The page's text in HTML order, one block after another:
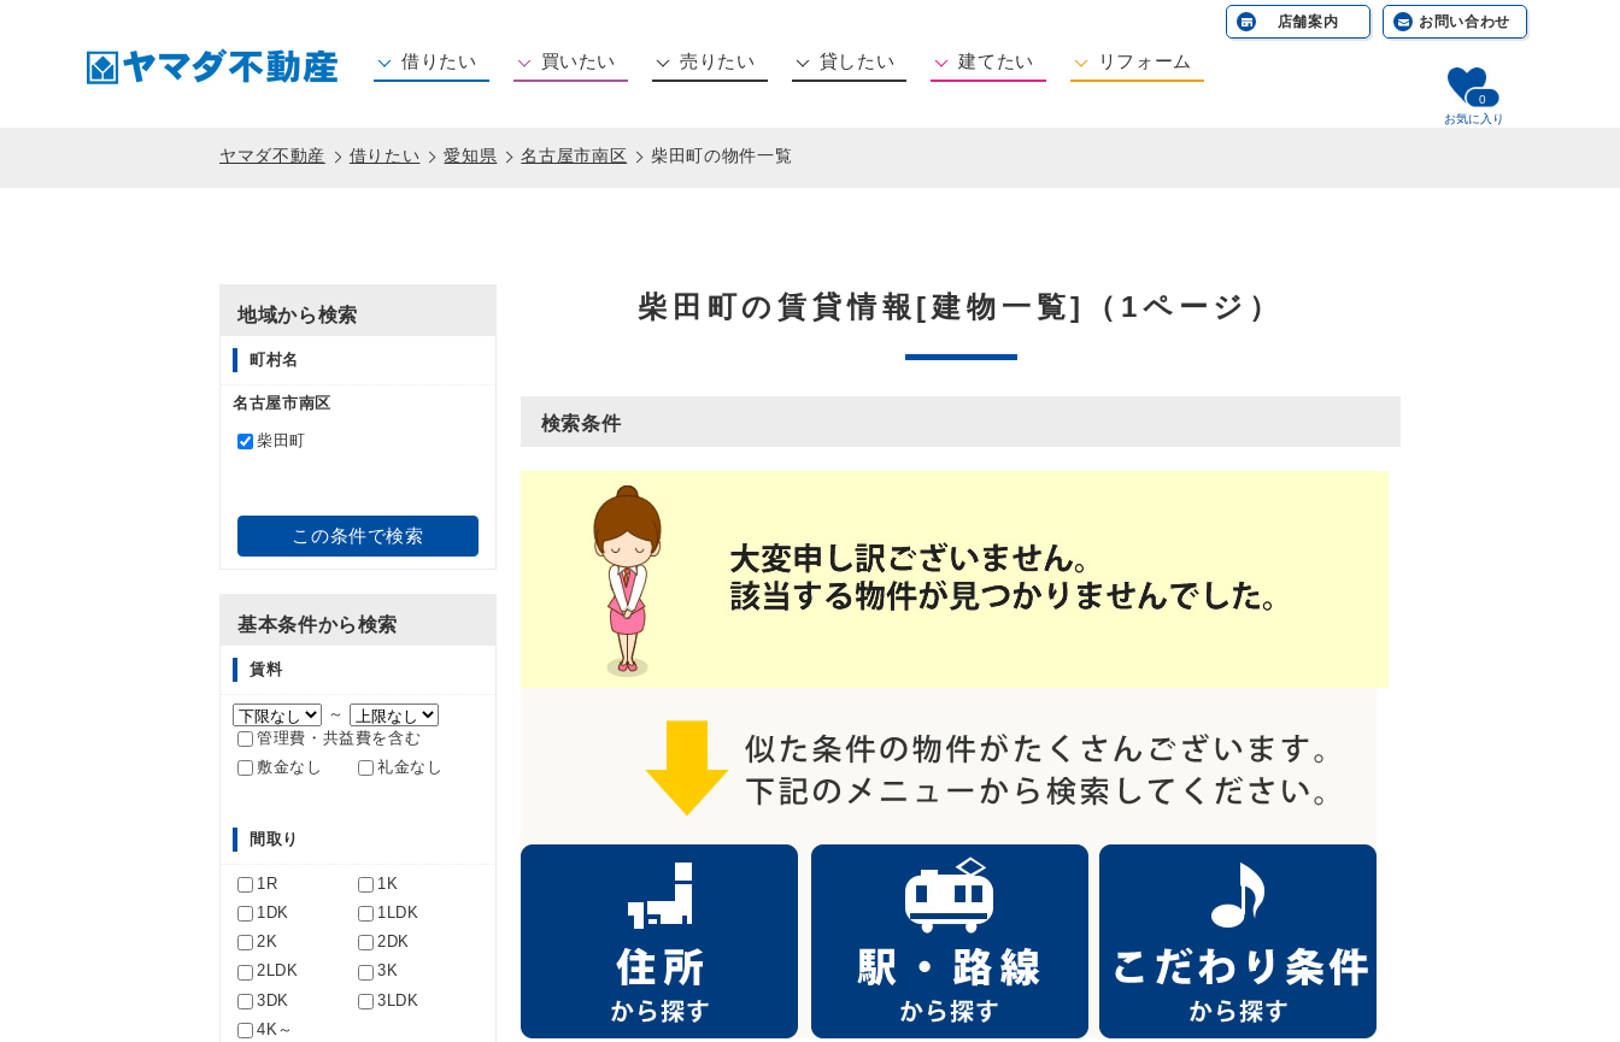
店舗案内 お問い合わせ
借りたい 買いたい 売りたい 貸したい 建てたい リフォーム
お気に入り
0
ヤマダ不動産 借りたい 愛知県 名古屋市南区 柴田町の物件一覧
地域から検索
町村名
名古屋市南区
柴田町
この条件で検索
基本条件から検索
賃料
～
管理費・共益費を含む
敷金なし
礼金なし
間取り
1R
1K
1DK
1LDK
2K
2DK
2LDK
3K
3DK
3LDK
4K～
柴田町の賃貸情報[建物一覧]（1ページ）
検索条件